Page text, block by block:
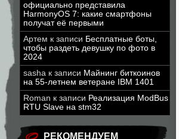
официально представила
HarmonyOS 7: какие смартфоны
получат её первыми
Артем к записи Бесплатные боты,
чтобы раздеть девушку по фото в
2024
sasha к записи Майнинг биткоинов
на 55-летнем ветеране IBM 1401
Roman к записи Реализация ModBus
RTU Slave на stm32
РЕКОМЕНДУЕМ